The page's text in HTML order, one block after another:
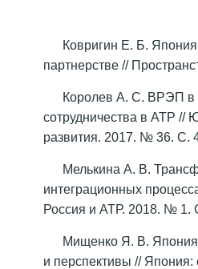
Ковригин Е. Б.
партнерстве //
Королев А. С. ВРЭП в
сотрудничества в АТР //
развития. 2017. № 36. С.
Мелькина А. В.
интеграционных
Россия и АТР. 2018. № 1.
Мищенко Я. В. Япония
и перспективы //